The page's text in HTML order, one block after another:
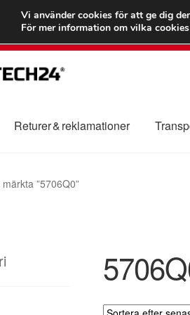
FRAKT från 75 kr
Returer & reklamationer
”5706Q0”
Vi använder cookies för att ge dig
För mer information om vilka